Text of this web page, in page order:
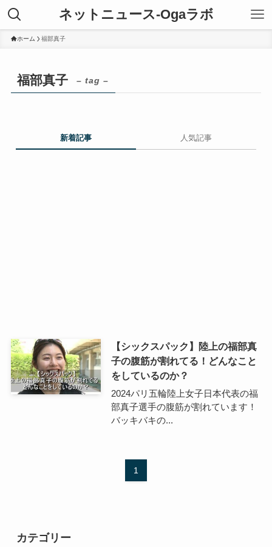
ネットニュース-Ogaラボ
ホーム 福部真子
福部真子 – tag –
新着記事 人気記事
【シックスパック】陸上の福部真
子の腹筋が割れてる！どんなこと
をしているのか？
2024パリ五輪陸上女子日本代表の福
部真子選手の腹筋が割れています！
バッキバキの...
1
カテゴリー